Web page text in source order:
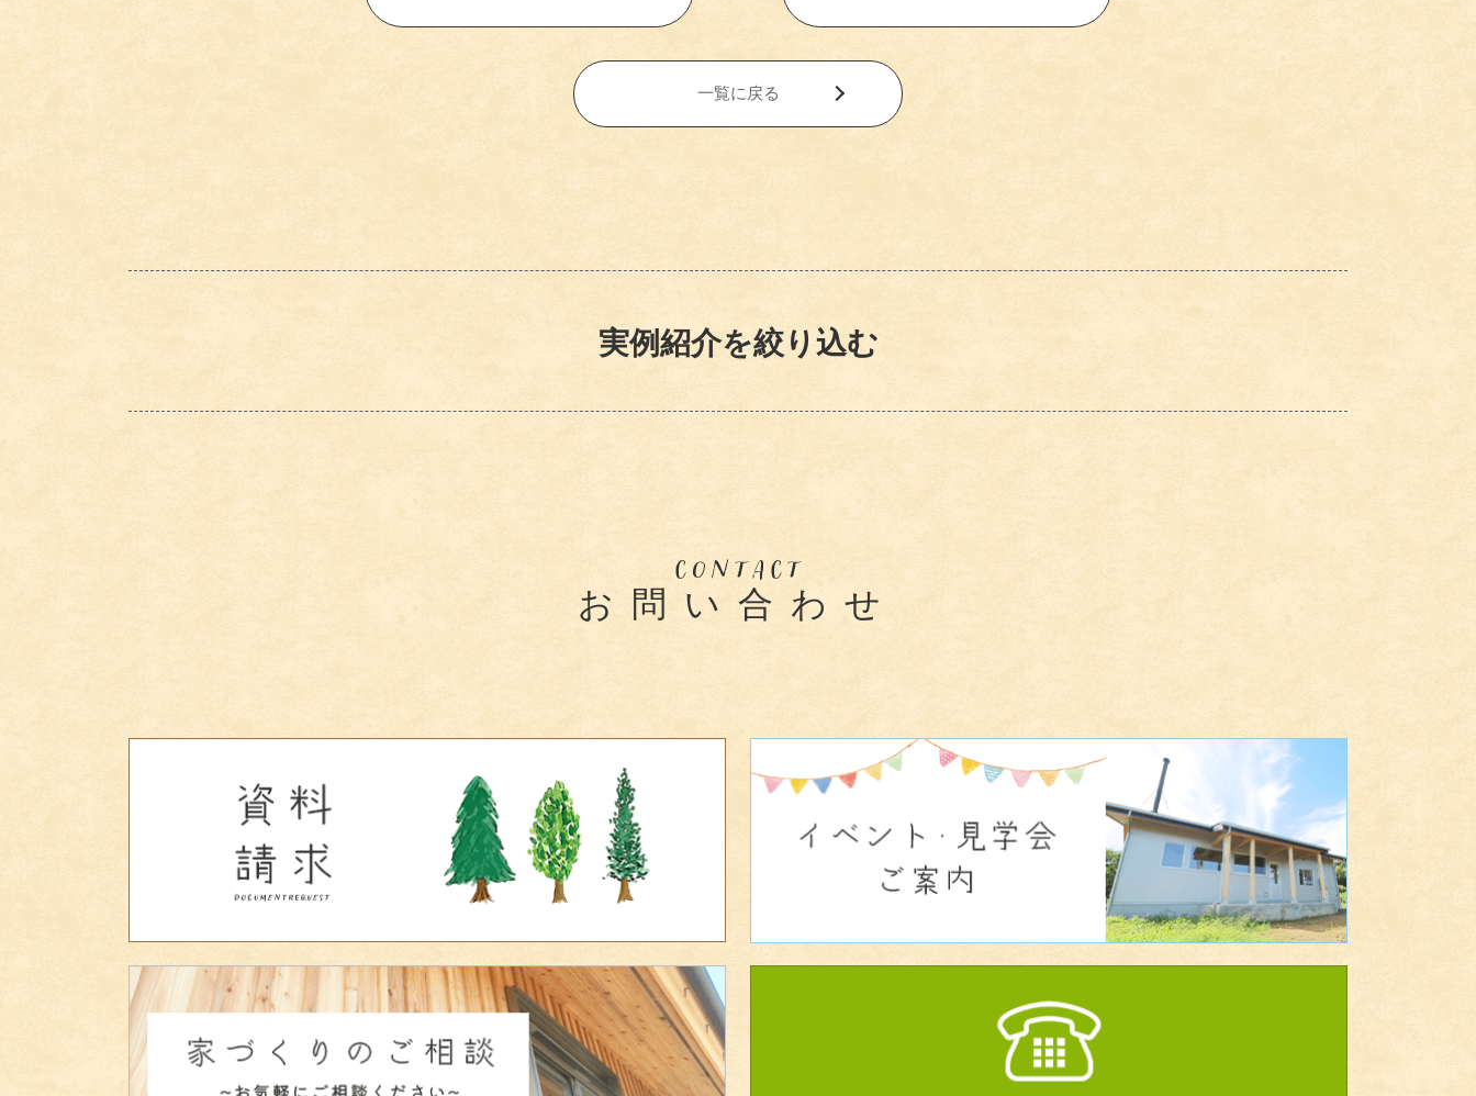
一覧に戻る
実例紹介を絞り込む
お問い合わせ